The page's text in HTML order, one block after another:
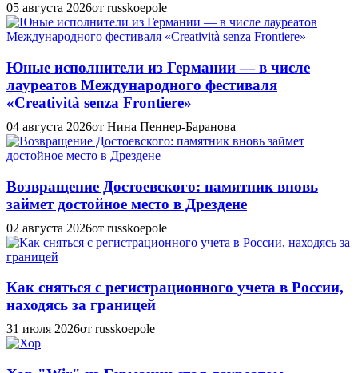
05 августа 2026от russkoepole
Юные исполнители из Германии — в числе
лауреатов Международного фестиваля
«Creatività senza Frontiere»
04 августа 2026от Нина Пеннер-Баранова
Возвращение Достоевского: памятник вновь
займет достойное место в Дрездене
02 августа 2026от russkoepole
Как сняться с регистрационного учета в России,
находясь за границей
31 июля 2026от russkoepole